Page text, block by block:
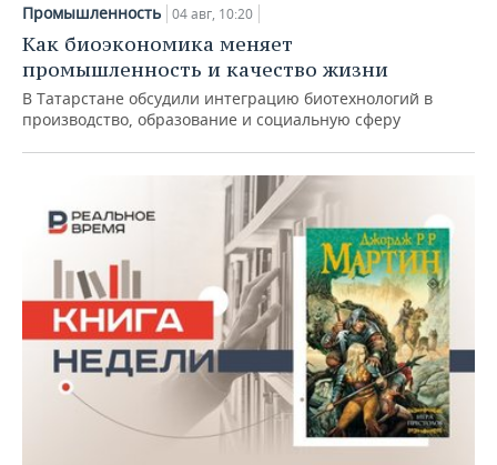
Промышленность 04 авг, 10:20
Как биоэкономика меняет
промышленность и качество жизни
В Татарстане обсудили интеграцию биотехнологий в
производство, образование и социальную сферу